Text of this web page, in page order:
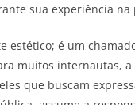
sua experiência na
estético; é um
muitos internautas,
que buscam